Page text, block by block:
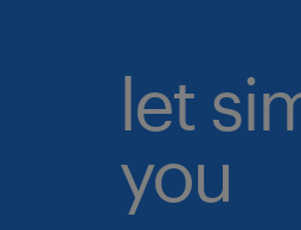
let
you